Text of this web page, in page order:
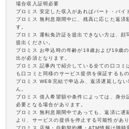
場合収入証明必要
プロミス 安定した収入があればパート・バイ
プロミス 無利息期間中に、残高に応じた返済
す。
プロミス 運転免許証を提出できない方は、顔
提出ください。
プロミス お申込時の年齢が18歳および19歳
出が必須となります。
プロミス 記事内で紹介している全ての口コミ
も口コミと同様のサービス提供を保証するも
プロミス WEB完結で申込み、返済遅延しな
ん。
プロミス 借入希望額や条件によっては、身分
必要となる場合があります。
プロミス 無利息期間中であっても、返済に遅
より、サービスの提供を停止する可能性があり
プロミス 店舗・自動契約機・ATM情報は随時